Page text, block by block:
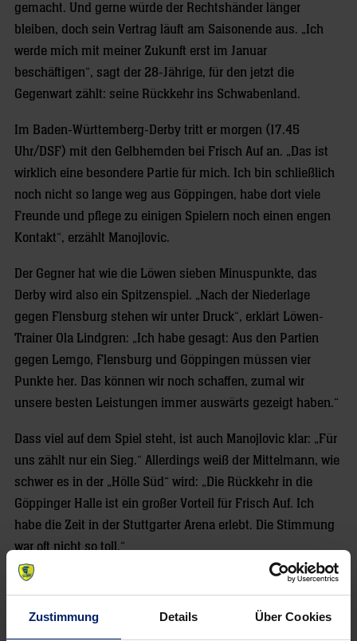
Zustimmung Details Über Cookies
gemacht. Und gerne würde der Rechtshänder länger
bleiben, doch sein Vertrag läuft am Saisonende aus. „Ich
werde mich mit meiner Zukunft erst im Januar
beschäftigen“, sagt der 28-Jährige, für den jetzt die
Gegenwart zählt: seine Rückkehr ins Schwabenland.
Im Baden-Württemberg-Derby tritt er morgen (17.45
Uhr/DSF) mit den Gelbhemden bei Frisch Auf an. „Das ist
wirklich eine besondere Partie für mich. Ich bin schließlich
noch nicht so lange weg aus Göppingen, habe dort viele
Freunde und pflege zu einigen Spielern noch einen engen
Kontakt“, erzählt Manojlovic.
Der Gegner hat wie die Löwen sieben Minuspunkte, das
Derby wird also ein Spitzenspiel. „Nach der Niederlage
gegen Flensburg stehen wir unter Druck“, erklärt Löwen-
Trainer Ola Lindgren: „Ich habe gesagt: Aus den Partien
gegen Lemgo, Flensburg und Göppingen müssen vier
Punkte her. Das können wir noch schaffen, zumal wir
unsere besten Leistungen immer auswärts gezeigt haben.“
Dass viel auf dem Spiel steht, ist auch Manojlovic klar: „Für
uns zählt nur ein Sieg.“ Allerdings weiß der Mittelmann, wie
schwer es in der „Hölle Süd“ wird: „Die Rückkehr in die
Göppinger Halle ist ein großer Vorteil für Frisch Auf. Ich
habe die Zeit in der Stuttgarter Arena erlebt. Die Stimmung
war oft nicht so toll.“
Um im schwäbischen Hexenkessel zu bestehen, brauchen
Jährige will seine Qualitäten zeigen – und beweisen, dass